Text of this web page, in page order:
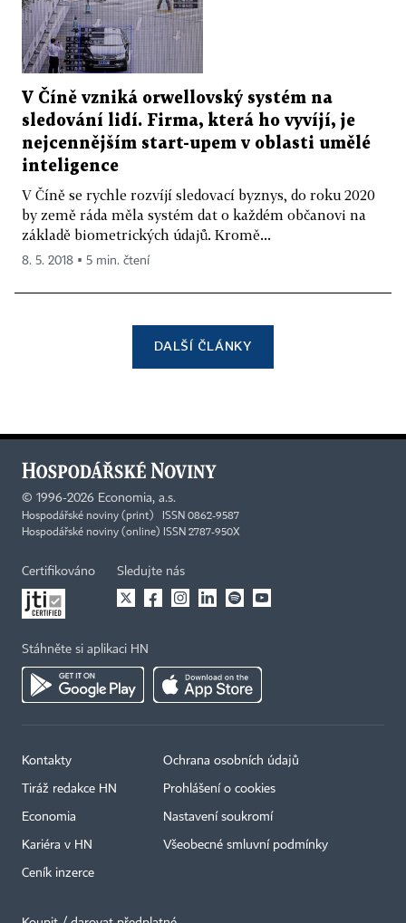
V Číně vzniká orwellovský systém na
sledování lidí. Firma, která ho vyvíjí, je
nejcennějším start-upem v oblasti umělé
inteligence
V Číně se rychle rozvíjí sledovací byznys, do roku 2020
by země ráda měla systém dat o každém občanovi na
základě biometrických údajů. Kromě...
8. 5. 2018 ▪ 5 min. čtení
DALŠÍ ČLÁNKY
© 1996-2026 Economia, a.s.
Hospodářské noviny (print) ISSN 0862-9587
Hospodářské noviny (online) ISSN 2787-950X
Certifikováno Sledujte nás
Stáhněte si aplikaci HN
Kontakty
Tiráž redakce HN
Economia
Kariéra v HN
Ceník inzerce
Ochrana osobních údajů
Prohlášení o cookies
Nastavení soukromí
Všeobecné smluvní podmínky